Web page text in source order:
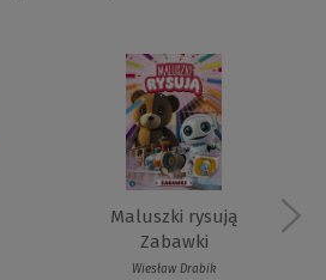
Maluszki rysują
Zabawki
Wiesław Drabik